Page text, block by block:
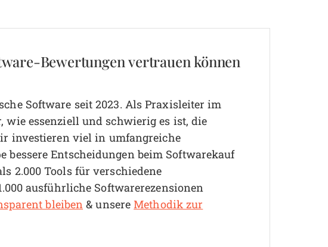
Bewertungen vertrauen können
Software seit 2023. Als Praxisleiter im
essenziell und schwierig es ist, die
investieren viel in umfangreiche
bessere Entscheidungen beim Softwarekauf
2.000 Tools für verschiedene
ausführliche Softwarerezensionen
bleiben & unsereMethodik zur